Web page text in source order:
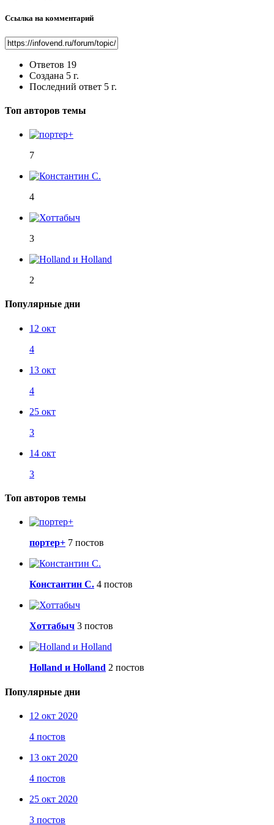
Ссылка на комментарий
Ответов 19
Создана 5 г.
Последний ответ 5 г.
Топ авторов темы
7
4
3
2
Популярные дни
12 окт
4
13 окт
4
25 окт
3
14 окт
3
Топ авторов темы
портер+ 7 постов
Константин С. 4 постов
Хоттабыч 3 постов
Holland и Holland 2 постов
Популярные дни
12 окт 2020
4 постов
13 окт 2020
4 постов
25 окт 2020
3 постов